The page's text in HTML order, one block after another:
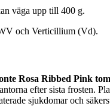
väga upp till 400 g.
och Verticillium (Vd).
Rosa Ribbed Pink
efter sista frosten.
sjukdomar och